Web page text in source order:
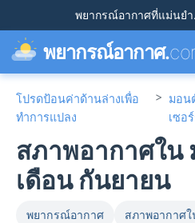
พยากรณ์อากาศที่แม่นยำ.
พยากรณ์อากาศ.
โปรดป้อนค่าด้านล่างเพื่อ
ทำการแปลง
> มอน
เซอ
สภาพอากาศใน
เดือน กันยายน
พยากรณ์อากาศ สภาพอากาศ